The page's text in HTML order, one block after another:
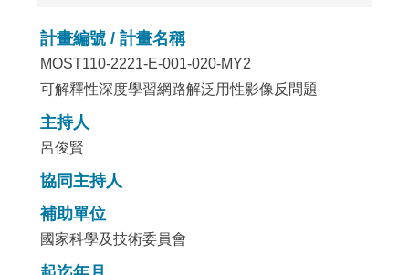
計畫編號 / 計畫名稱
MOST110-2221-E-001-020-MY2
可解釋性深度學習網路解泛用性影像反問題
主持人
呂俊賢
協同主持人
補助單位
國家科學及技術委員會